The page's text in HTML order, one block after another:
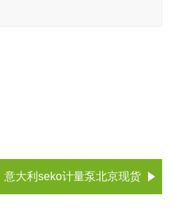
意大利seko计量泵北京现货